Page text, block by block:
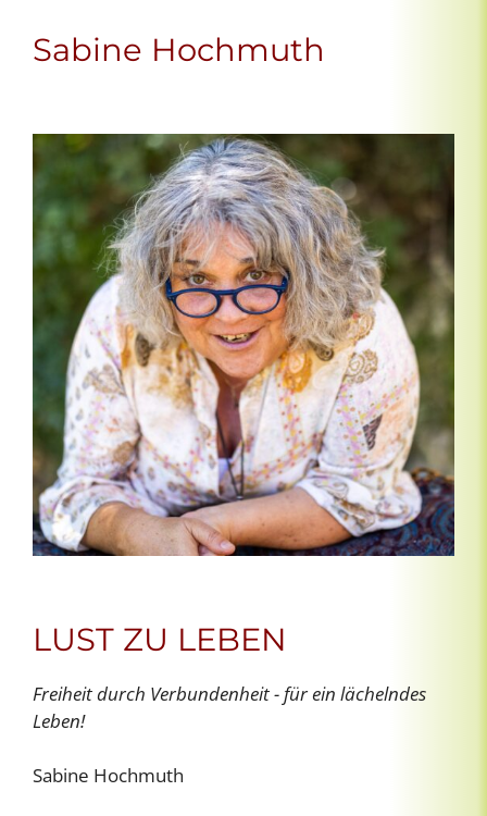
Sabine Hochmuth
LUST ZU LEBEN
Freiheit durch Verbundenheit - für ein lächelndes
Leben!
Sabine Hochmuth